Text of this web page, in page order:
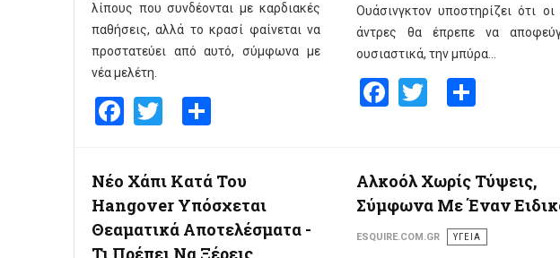
λίπους που συνδέονται με καρδιακές
παθήσεις, αλλά το κρασί φαίνεται να
προστατεύει από αυτό, σύμφωνα με
νέα μελέτη.
Facebook
Twitter
Ουάσινγκτον υποστηρίζει ότι οι
άντρες θα έπρεπε να
ουσιαστικά, την μπύρα...
Facebook
TwitterShare
Νέο Χάπι Κατά Του
Hangover Υπόσχεται
Θεαματικά Αποτελέσματα -
Τι Πρέπει Να Ξέρεις
Αλκοόλ Χωρίς Τύψεις,
Σύμφωνα Με Έναν
ESQUIRE.COM.GR ΥΓΕΙΑ